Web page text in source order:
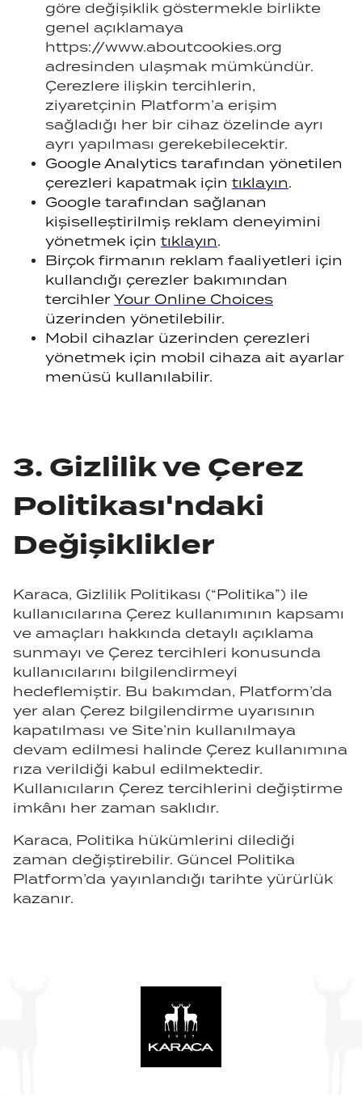
göre değişiklik göstermekle birlikte
genel açıklamaya
https://www.aboutcookies.org
adresinden ulaşmak mümkündür.
Çerezlere ilişkin tercihlerin,
ziyaretçinin Platform’a erişim
sağladığı her bir cihaz özelinde ayrı
ayrı yapılması gerekebilecektir.
Google Analytics tarafından yönetilen
çerezleri kapatmak için tıklayın.
Google tarafından sağlanan
kişiselleştirilmiş reklam deneyimini
yönetmek için tıklayın.
Birçok firmanın reklam faaliyetleri için
kullandığı çerezler bakımından
tercihler Your Online Choices
üzerinden yönetilebilir.
Mobil cihazlar üzerinden çerezleri
yönetmek için mobil cihaza ait ayarlar
menüsü kullanılabilir.
3. Gizlilik ve Çerez
Politikası'ndaki
Değişiklikler
Karaca, Gizlilik Politikası (“Politika”) ile
kullanıcılarına Çerez kullanımının kapsamı
ve amaçları hakkında detaylı açıklama
sunmayı ve Çerez tercihleri konusunda
kullanıcılarını bilgilendirmeyi
hedeflemiştir. Bu bakımdan, Platform’da
yer alan Çerez bilgilendirme uyarısının
kapatılması ve Site’nin kullanılmaya
devam edilmesi halinde Çerez kullanımına
rıza verildiği kabul edilmektedir.
Kullanıcıların Çerez tercihlerini değiştirme
imkânı her zaman saklıdır.
Karaca, Politika hükümlerini dilediği
zaman değiştirebilir. Güncel Politika
Platform’da yayınlandığı tarihte yürürlük
kazanır.